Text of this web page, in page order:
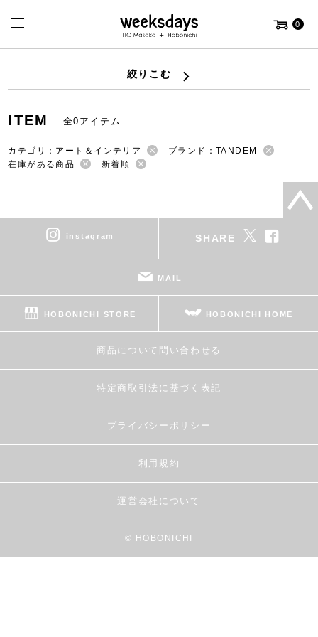
0
絞りこむ
ITEM 全0アイテム
カテゴリ：アート＆インテリア
ブランド：TANDEM
在庫がある商品
新着順
instagram SHARE
MAIL
HOBONICHI STORE HOBONICHI HOME
商品について問い合わせる
特定商取引法に基づく表記
プライバシーポリシー
利用規約
運営会社について
© HOBONICHI